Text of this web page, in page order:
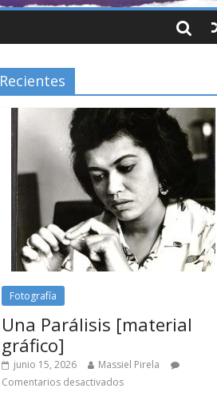
Recientes
Fotografía
Una Parálisis [material
gráfico]
junio 15, 2026
Massiel Pirela
Comentarios desactivados